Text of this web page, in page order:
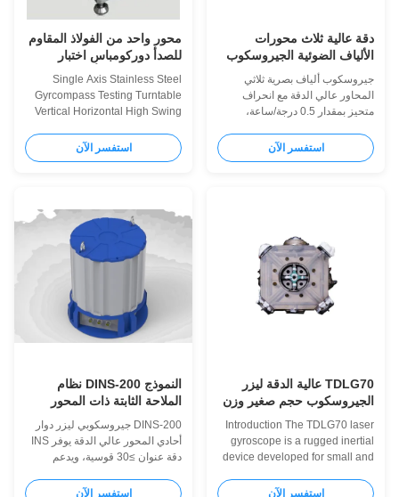
دقة عالية ثلاث محورات
الألياف الضوئية الجيروسكوب
مع 0.5 درجة / ساعة تعصب
التحول وتصميم مضغوط
جيروسكوب ألياف بصرية ثلاثي
المحاور عالي الدقة مع انحراف
متحيز بمقدار 0.5 درجة/ساعة،
عشوائي ≥0.1 درجة/√ساعة. تصميم
مدمج (Φ79.5 مم)، وبنية قوية،
استفسر الآن
محور واحد من الفولاذ المقاوم
للصدأ دوركومباس اختبار
محول مع دقة التأرجح عالية
للتطبيقات العمودية والأفقية
Single Axis Stainless Steel
Gyrcompass Testing Turntable
Vertical Horizontal High Swing
Equipment Product Overview
This single-axis rotary table
horizontal orientation options,
designed for high-precision
testing of inertial navigation
components with exceptional
Specifications Type Vertical
Horizontal Vertical Structure
type Vertical Horizontal Vertical
Functions
استفسر الآن
TDLG70 عالية الدقة ليزر
الجيروسكوب حجم صغير وزن
خفيف
Introduction The TDLG70 laser
gyroscope is a rugged inertial
device developed for small and
fully benchmarked against the
استفسر الآن
النموذج DINS-200 نظام
الملاحة الثابتة ذات المحور
الواحد الدورانية الليزر
الجيروسكوب مع المعيار
الدولي
DINS-200 جيروسكوبي ليزر دوار
أحادي المحور عالي الدقة يوفر INS
دقة عنوان ≥30 قوسية، ويدعم
(GNSS/عداد المسافات)، ويتميز
استفسر الآن